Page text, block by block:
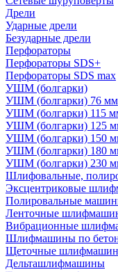
Дрели
Ударные дрели
Безударные дрели
Перфораторы
Перфораторы SDS+
Перфораторы SDS max
УШМ (болгарки)
УШМ (болгарки) 76 мм
УШМ (болгарки) 115
УШМ (болгарки) 125
УШМ (болгарки) 150
УШМ (болгарки) 180
УШМ (болгарки) 230
Шлифовальные,
Эксцентриковые
Полировальные
Ленточные
Вибрационные
Шлифмашины по
Щеточные
Дельташлифмашины